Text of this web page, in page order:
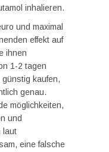
inhalieren.
und maximal
effekt auf
ihnen
1-2 tagen
kaufen,
genau.
möglichkeiten,
und
laut
eine falsche